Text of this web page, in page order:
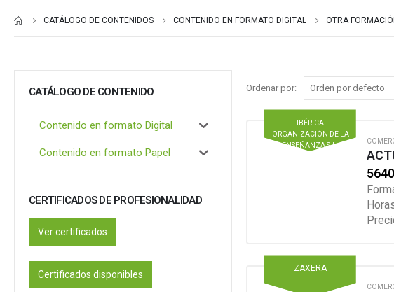
CATÁLOGO DE CONTENIDOS CONTENIDO EN FORMATO DIGITAL OTRA
Ordenar por:
IBÉRICA
ORGANIZACIÓN DE LA
ENSEÑANZA S.L.
5640
ZAXERA
CATÁLOGO DE CONTENIDO
Contenido en formato Digital
Contenido en formato Papel
CERTIFICADOS DE PROFESIONALIDAD
Ver certificados
Certificados disponibles